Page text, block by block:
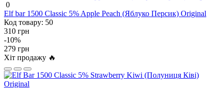
0
Elf bar 1500 Classic 5% Apple Peach (Яблуко Персик) Original
Код товару: 50
310 грн
-10%
279 грн
Хіт продажу 🔥